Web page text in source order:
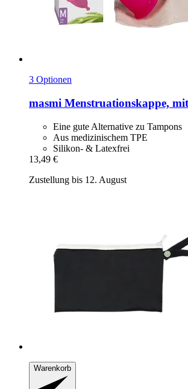
3 Optionen
masmi Menstruationskappe,
Eine gute Alternative zu Tampons
Aus medizinischem TPE
Silikon- & Latexfrei
13,49 €
Zustellung bis 12. August
Warenkorb